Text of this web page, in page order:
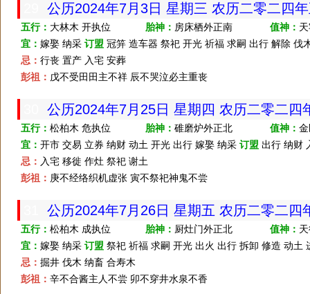
公历2024年7月3日 星期三 农历二零二四
五行： 大林木 开执位 胎神： 房床栖外正南 值神：
宜： 嫁娶 纳采 订盟 冠笄 造车器 祭祀 开光 祈福 求嗣 出行 解除 伐
忌： 行丧 置产 入宅 安葬
彭祖： 戊不受田田主不祥 辰不哭泣必主重丧
公历2024年7月25日 星期四 农历二零二
五行： 松柏木 危执位 胎神： 碓磨炉外正北 值神：
宜： 开市 交易 立券 纳财 动土 开光 出行 嫁娶 纳采 订盟 出行 纳财
忌： 入宅 移徙 作灶 祭祀 谢土
彭祖： 庚不经络织机虚张 寅不祭祀神鬼不尝
公历2024年7月26日 星期五 农历二零二
五行： 松柏木 成执位 胎神： 厨灶门外正北 值神：
宜： 嫁娶 纳采 订盟 祭祀 祈福 求嗣 开光 出火 出行 拆卸 修造 动土
忌： 掘井 伐木 纳畜 合寿木
彭祖： 辛不合酱主人不尝 卯不穿井水泉不香